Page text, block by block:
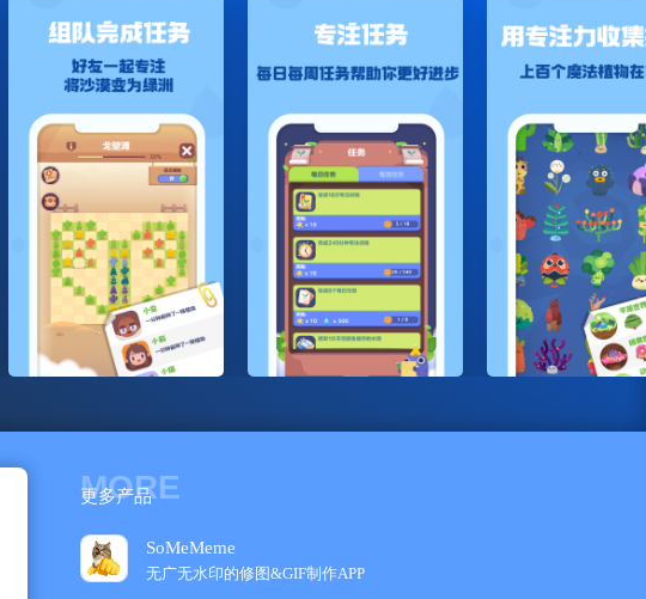
MORE
更多产品
SoMeMeme
无广无水印的修图&GIF制作APP